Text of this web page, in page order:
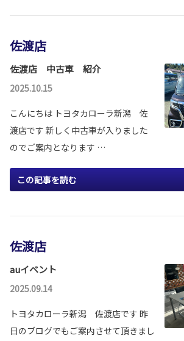
佐渡店
佐渡店 中古車 紹介
2025.10.15
こんにちは トヨタカローラ新潟 佐
渡店です 新しく中古車が入りました
のでご案内となります …
この記事を読む
佐渡店
auイベント
2025.09.14
トヨタカローラ新潟 佐渡店です 昨
日のブログでもご案内させて頂きまし